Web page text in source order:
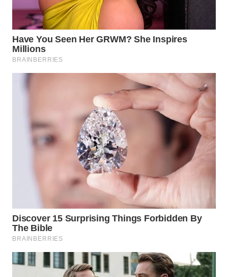
WN
MADURA
WN
SURABAYA
NATUNA
WN
BINTAN
WN
LABUANBAJO